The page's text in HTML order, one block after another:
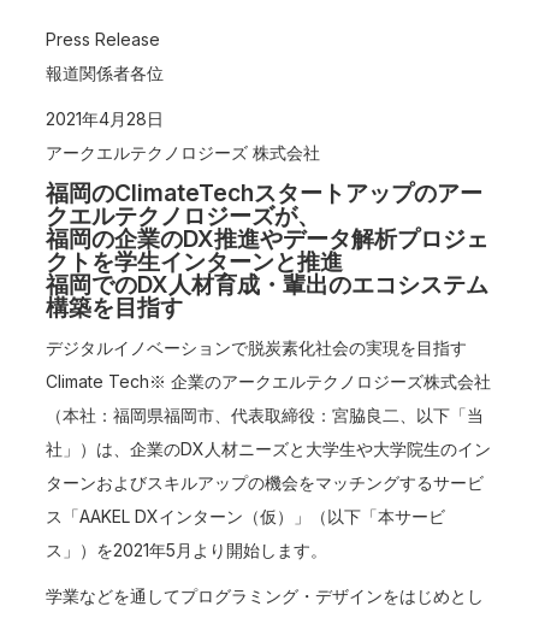
Press Release
報道関係者各位
2021年4月28日
アークエルテクノロジーズ 株式会社
福岡のClimateTechスタートアップのアー
クエルテクノロジーズが、
福岡の企業のDX推進やデータ解析プロジェ
クトを学生インターンと推進
福岡でのDX人材育成・輩出のエコシステム
構築を目指す
デジタルイノベーションで脱炭素化社会の実現を目指す
Climate Tech※ 企業のアークエルテクノロジーズ株式会社
（本社：福岡県福岡市、代表取締役：宮脇良二、以下「当
社」）は、企業のDX人材ニーズと大学生や大学院生のイン
ターンおよびスキルアップの機会をマッチングするサービ
ス「AAKEL DXインターン（仮）」（以下「本サービ
ス」）を2021年5月より開始します。
学業などを通してプログラミング・デザインをはじめとし